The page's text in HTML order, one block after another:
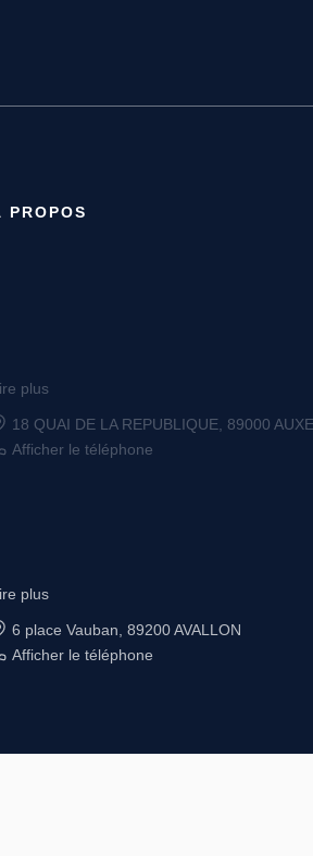
PROPOS
plus
6 place Vauban, 89200 AVALLON
Afficher le téléphone